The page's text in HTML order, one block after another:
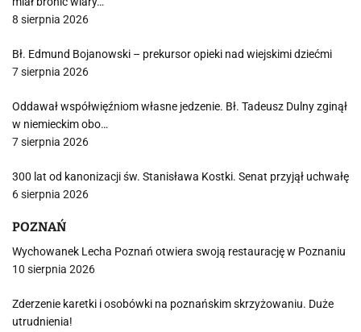
8 sierpnia 2026
Bł. Edmund Bojanowski – prekursor opieki nad wiejskimi dziećmi
7 sierpnia 2026
Oddawał współwięźniom własne jedzenie. Bł. Tadeusz Dulny zginął
w niemieckim obo…
7 sierpnia 2026
300 lat od kanonizacji św. Stanisława Kostki. Senat przyjął uchwałę
6 sierpnia 2026
POZNAŃ
Wychowanek Lecha Poznań otwiera swoją restaurację w Poznaniu
10 sierpnia 2026
Zderzenie karetki i osobówki na poznańskim skrzyżowaniu. Duże
utrudnienia!